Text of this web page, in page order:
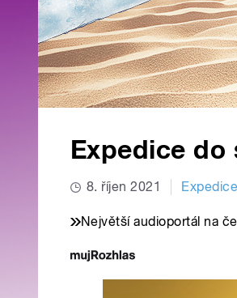
Expedice do
8. říjen 2021 Expedice
Největší audioportál na